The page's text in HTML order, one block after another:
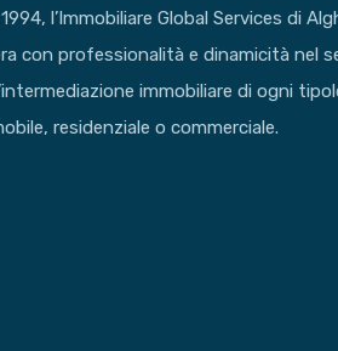
l’Immobiliare Global Services di
con professionalità e dinamicità nel
immobiliare di ogni
residenziale o commerciale.